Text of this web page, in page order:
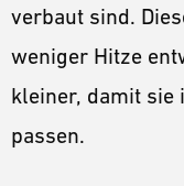
verbaut sind.
weniger Hitze
kleiner, damit sie
passen.